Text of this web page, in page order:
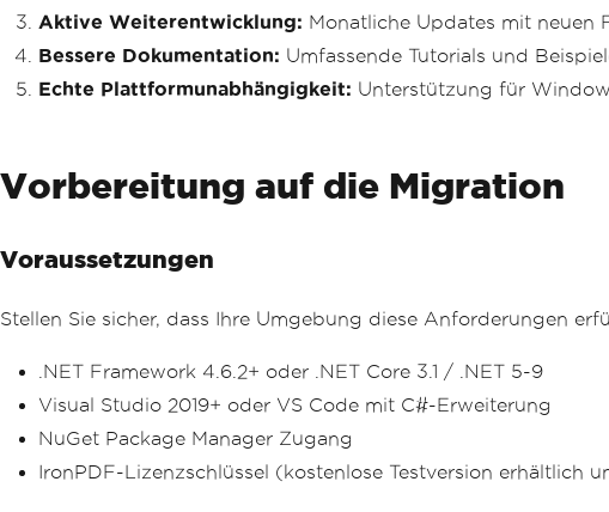
Aktive Weiterentwicklung: Monatliche Updates mit neuen
Bessere Dokumentation: Umfassende Tutorials und
Echte Plattformunabhängigkeit: Unterstützung für
Vorbereitung auf die Migration
Voraussetzungen
Stellen Sie sicher, dass Ihre Umgebung diese Anforderungen
.NET Framework 4.6.2+ oder .NET Core 3.1 / .NET 5-9
Visual Studio 2019+ oder VS Code mit C#-Erweiterung
NuGet Package Manager Zugang
IronPDF-Lizenzschlüssel (kostenlose Testversion erhältlich